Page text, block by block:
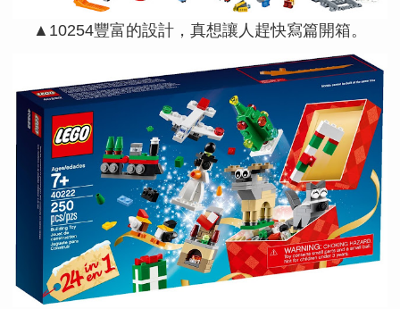
▲10254豐富的設計，真想讓人趕快寫篇開箱。